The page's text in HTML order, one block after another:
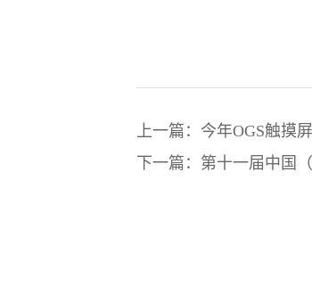
上一篇：今年OGS触摸
下一篇：第十一届中国